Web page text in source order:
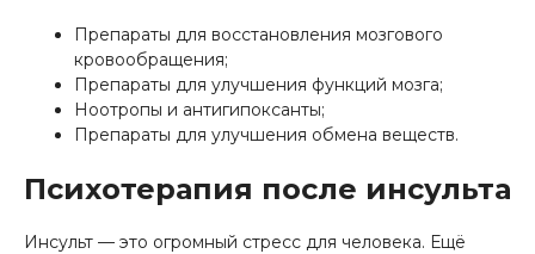
Препараты для восстановления мозгового
кровообращения;
Препараты для улучшения функций мозга;
Ноотропы и антигипоксанты;
Препараты для улучшения обмена веществ.
Психотерапия после инсульта
Инсульт — это огромный стресс для человека. Ещё